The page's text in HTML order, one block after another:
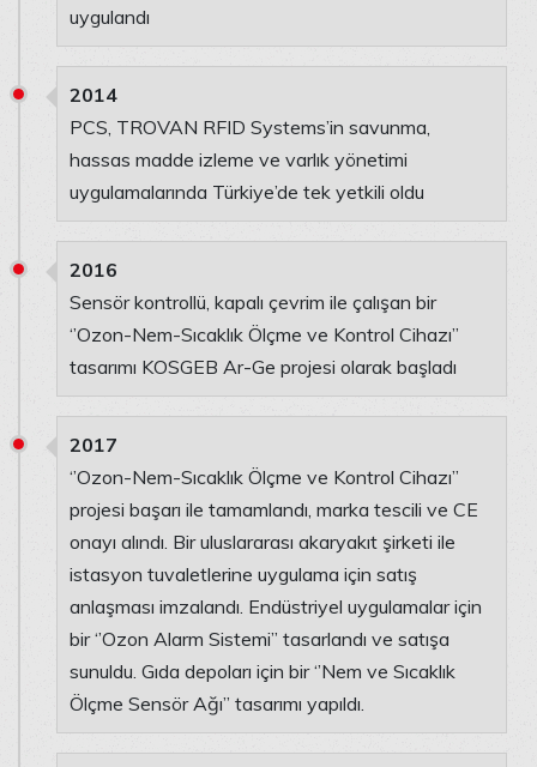
uygulandı
2014
PCS, TROVAN RFID Systems’in savunma,
hassas madde izleme ve varlık yönetimi
uygulamalarında Türkiye’de tek yetkili oldu
2016
Sensör kontrollü, kapalı çevrim ile çalışan bir
‘’Ozon-Nem-Sıcaklık Ölçme ve Kontrol Cihazı’’
tasarımı KOSGEB Ar-Ge projesi olarak başladı
2017
‘’Ozon-Nem-Sıcaklık Ölçme ve Kontrol Cihazı’’
projesi başarı ile tamamlandı, marka tescili ve CE
onayı alındı. Bir uluslararası akaryakıt şirketi ile
istasyon tuvaletlerine uygulama için satış
anlaşması imzalandı. Endüstriyel uygulamalar için
bir ‘’Ozon Alarm Sistemi’’ tasarlandı ve satışa
sunuldu. Gıda depoları için bir ‘’Nem ve Sıcaklık
Ölçme Sensör Ağı’’ tasarımı yapıldı.